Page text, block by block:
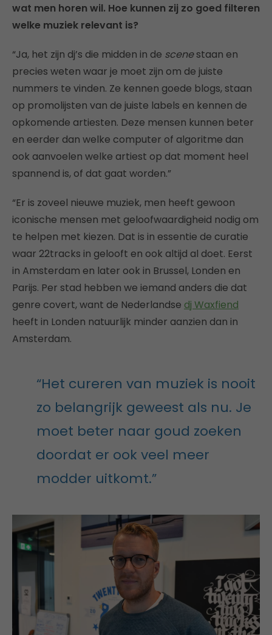
wat men horen wil. Hoe kunnen zij zo goed filteren
welke muziek relevant is?
“Ja, het zijn dj’s die midden in de scenestaan en
precies weten waar je moet zijn om de juiste
nummers te vinden. Ze kennen goede blogs, staan
op promolijsten van de juiste labels en kennen de
opkomende artiesten. Deze mensen kunnen beter
en eerder dan welke computer of algoritme dan
ook aanvoelen welke artiest op dat moment heel
spannend is, of dat gaat worden.”
“Er is zoveel nieuwe muziek, men heeft gewoon
iconische mensen met geloofwaardigheid nodig om
te helpen met kiezen. Dat is in essentie de curatie
waar 22tracks in gelooft en ook altijd al doet. Eerst
in Amsterdam en later ook in Brussel, Londen en
Parijs. Per stad hebben we iemand anders die dat
genre covert, want de Nederlandse dj Waxfiend
heeft in Londen natuurlijk minder aanzien dan in
Amsterdam.
“Het cureren van muziek is nooit
zo belangrijk geweest als nu. Je
moet beter naar goud zoeken
doordat er ook veel meer
modder uitkomt.”